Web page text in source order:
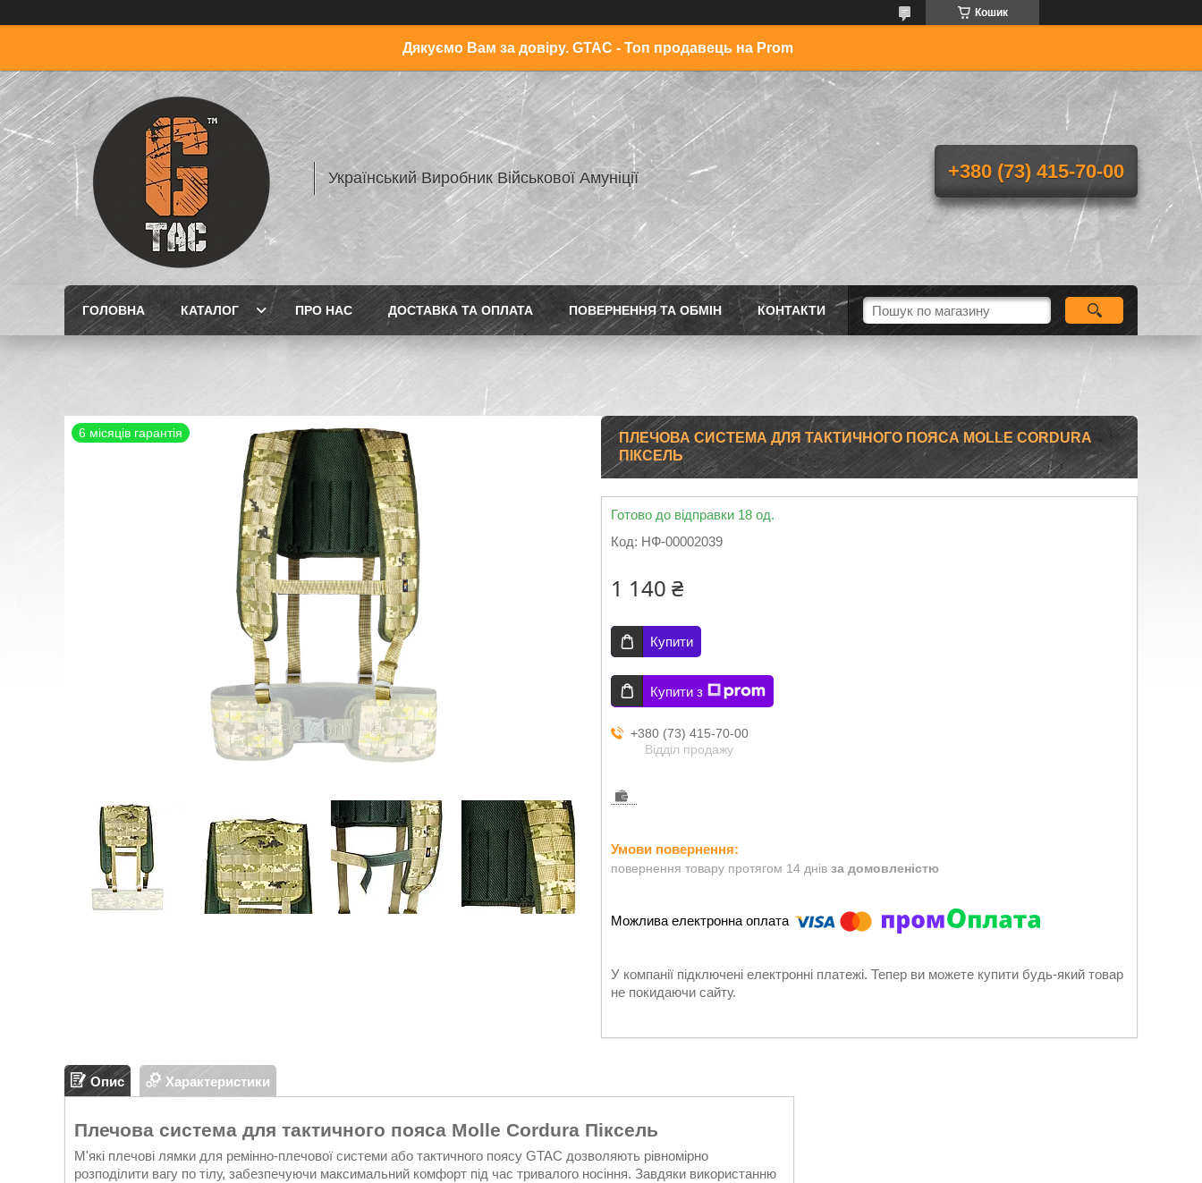
Кошик
Дякуємо Вам за довіру. GTAC - Топ продавець на Prom
Український Виробник Військової Амуніції +380 (73) 415-70-00
ГОЛОВНА КАТАЛОГ ПРО НАС ДОСТАВКА ТА ОПЛАТА ПОВЕРНЕННЯ ТА ОБМІН КОНТАКТИ
6 місяців гарантія
ПЛЕЧОВА СИСТЕМА ДЛЯ ТАКТИЧНОГО ПОЯСА MOLLE CORDURA
ПІКСЕЛЬ
Готово до відправки 18 од.
Код: НФ-00002039
1 140 ₴
Купити
Купити з
+380 (73) 415-70-00
Відділ продажу
повернення товару протягом 14 днів за домовленістю
У компанії підключені електронні платежі. Тепер ви можете купити будь-який товар
не покидаючи сайту.
Опис Характеристики
Плечова система для тактичного пояса Molle Cordura Піксель
М'які плечові лямки для ремінно-плечової системи або тактичного поясу GTAC дозволяють рівномірно
розподілити вагу по тілу, забезпечуючи максимальний комфорт під час тривалого носіння. Завдяки використанню